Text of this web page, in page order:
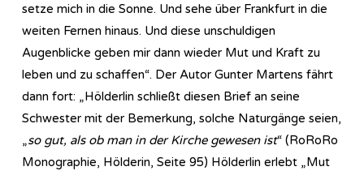
setze mich in die Sonne. Und sehe über Frankfurt in die
weiten Fernen hinaus. Und diese unschuldigen
Augenblicke geben mir dann wieder Mut und Kraft zu
leben und zu schaffen“. Der Autor Gunter Martens fährt
dann fort: „Hölderlin schließt diesen Brief an seine
Schwester mit der Bemerkung, solche Naturgänge seien,
„so gut, als ob man in der Kirche gewesen ist“ (RoRoRo
Monographie, Hölderin, Seite 95) Hölderlin erlebt „Mut